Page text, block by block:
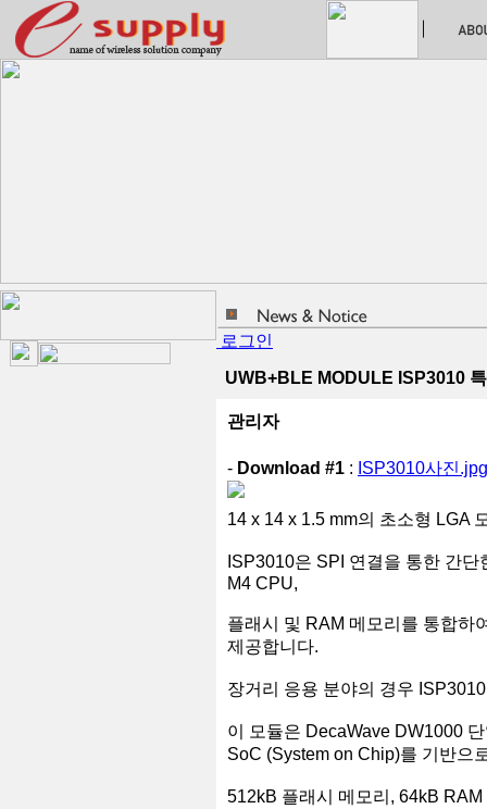
로그인
UWB+BLE MODULE ISP3010
관리자
- Download #1 : ISP3010사진
14 x 14 x 1.5 mm의 초소형 LGA
ISP3010은 SPI 연결을 통한 간
M4 CPU,
플래시 및 RAM 메모리를 통합하
제공합니다.
장거리 응용 분야의 경우
이 모듈은 DecaWave DW1000
SoC (System on Chip)를 기반으
512kB 플래시 메모리, 64kB